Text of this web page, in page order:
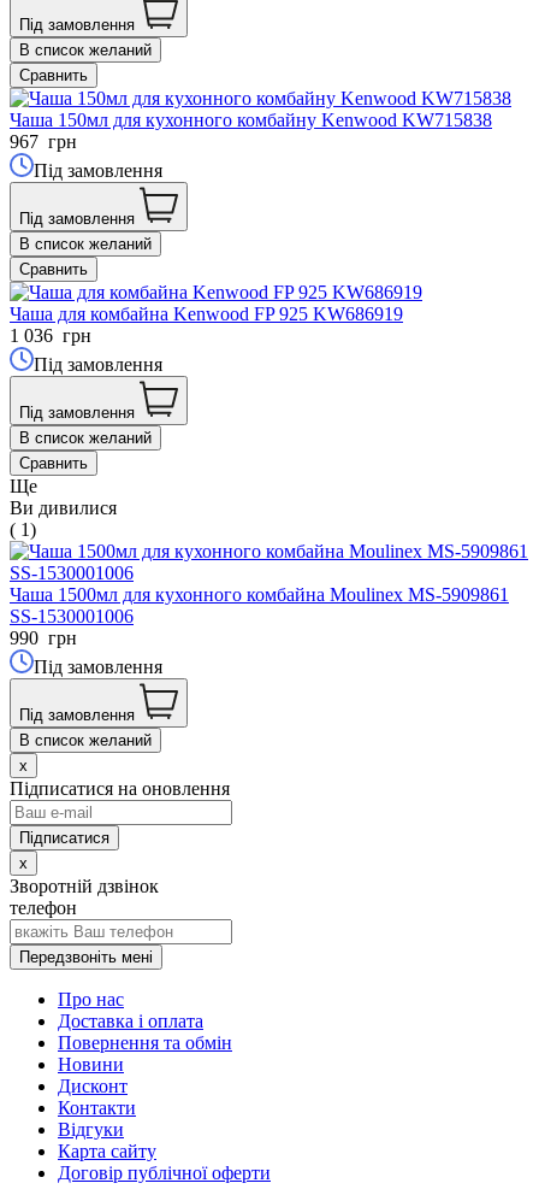
Під замовлення
В список желаний
Сравнить
Чаша 150мл для кухонного комбайну Kenwood KW715838
967 грн
Під замовлення
Під замовлення
В список желаний
Сравнить
Чаша для комбайна Kenwood FP 925 KW686919
1 036 грн
Під замовлення
Під замовлення
В список желаний
Сравнить
Ще
Ви дивилися
( 1)
Чаша 1500мл для кухонного комбайна Moulinex MS-5909861
SS-1530001006
990 грн
Під замовлення
Під замовлення
В список желаний
x
Підписатися на оновлення
x
Зворотній дзвінок
телефон
Передзвоніть мені
Про нас
Доставка і оплата
Повернення та обмін
Новини
Дисконт
Контакти
Відгуки
Карта сайту
Договір публічної оферти